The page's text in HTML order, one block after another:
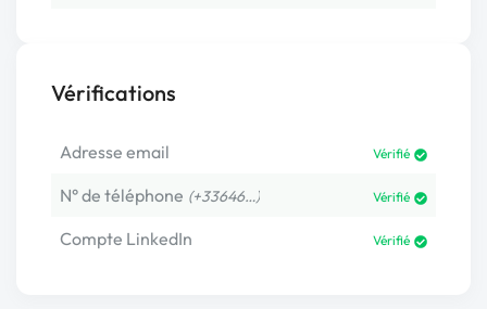
Vérifications
Adresse email Vérifié
N° de téléphone (+33646…) Vérifié
Compte LinkedIn Vérifié